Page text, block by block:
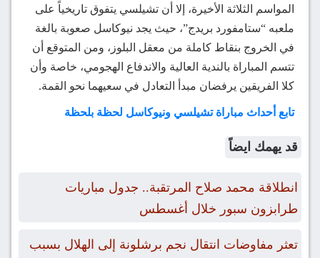
المواسم الثلاثة الأخيرة، إلا أن تشيلسي يتفوق تاريخياً على
ملعبه “ستامفورد بريدج”، حيث يجد نيوكاسل صعوبة بالغة
في الخروج بنقاط كاملة من معقل البلوز، ومن المتوقع أن
تتسم المباراة بالندية العالية والاندفاع الهجومي، خاصة وأن
كلا الفريقين يرفضان مبدأ التعادل في سعيهما نحو القمة.
تابع أحداث مباراة تشيلسي ونيوكاسل لحظة بلحظة
قد يهمك ايضاً
انطلاقة محمد صلاح المرتقبة.. جدول مباريات
طرابزون سبور خلال أغسطس
تعثر مفاوضات انتقال نجم برشلونة إلى الهلال بسبب